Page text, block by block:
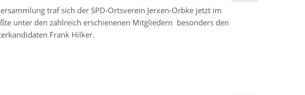
traf sich der SPD-Ortsverein Jerxen-Orbke jetzt im
unter den zahlreich erschienenen Mitgliedern besonders den
Frank Hilker.